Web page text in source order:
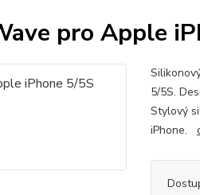
pro Apple
5/5S.
Stylový
iPhone.